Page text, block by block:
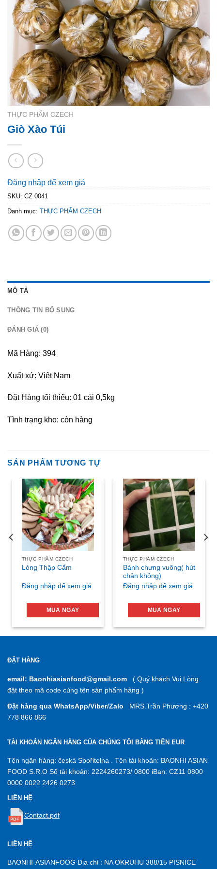
THỰC PHẨM CZECH
Giò Xào Túi
Đăng nhập để xem giá
SKU: CZ 0041
Danh mục: THỰC PHẨM CZECH
MÔ TẢ
THÔNG TIN BỔ SUNG
ĐÁNH GIÁ (0)
Mã Hàng: 394
Xuất xứ: Việt Nam
Đặt Hàng tối thiểu: 01 cái 0,5kg
Tình trạng kho: còn hàng
SẢN PHẨM TƯƠNG TỰ
THỰC PHẨM CZECH
Lòng Thập Cẩm
Đăng nhập để xem giá
MUA NGAY
THỰC PHẨM CZECH
Bánh chưng vuông( hút
chân không)
Đăng nhập để xem giá
MUA NGAY
ĐẶT HÀNG
email: Baonhiasianfood@gmail.com ( Quý khách Vui Lòng
đặt theo mã code cùng tên sản phẩm hàng )
Đặt hàng qua WhatsApp/Viber/Zalo MRS.Trần Phương : +420
778 866 866
TÀI KHOẢN NGÂN HÀNG CỦA CHÚNG TÔI BẰNG TIỀN EUR
Tên ngân hàng: česká Spořitelna . Tên tài khoản: BAONHI ASIAN
FOOD S.R.O Số tài khoản: 2224260273/ 0800 iBan: CZ11 0800
0000 0022 2426 0273
LIÊN HỆ
Contact.pdf
LIÊN HỆ
BAONHI-ASIANFOOG Địa chỉ : NA OKRUHU 388/15 PISNICE